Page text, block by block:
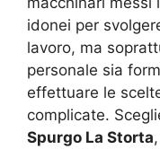
idonei per
lavoro, ma
personale sia
effettuare le
complicate.
Spurgo La Storta